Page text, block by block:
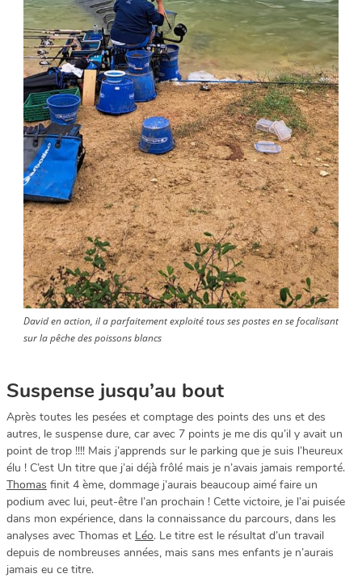
David en action, il a parfaitement exploité tous ses postes en se focalisant
sur la pêche des poissons blancs
Suspense jusqu’au bout
Après toutes les pesées et comptage des points des uns et des
autres, le suspense dure, car avec 7 points je me dis qu’il y avait un
point de trop !!!! Mais j’apprends sur le parking que je suis l’heureux
élu ! C’est Un titre que j’ai déjà frôlé mais je n’avais jamais remporté.
Thomas finit 4 ème, dommage j’aurais beaucoup aimé faire un
podium avec lui, peut-être l’an prochain ! Cette victoire, je l’ai puisée
dans mon expérience, dans la connaissance du parcours, dans les
analyses avec Thomas et Léo. Le titre est le résultat d’un travail
depuis de nombreuses années, mais sans mes enfants je n’aurais
jamais eu ce titre.